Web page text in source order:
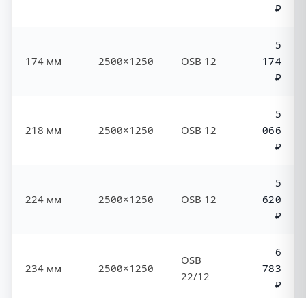
₽
174 мм 2500×1250 OSB 12
5
174
₽
218 мм 2500×1250 OSB 12
5
066
₽
224 мм 2500×1250 OSB 12
5
620
₽
234 мм 2500×1250
OSB
22/12
6
783
₽